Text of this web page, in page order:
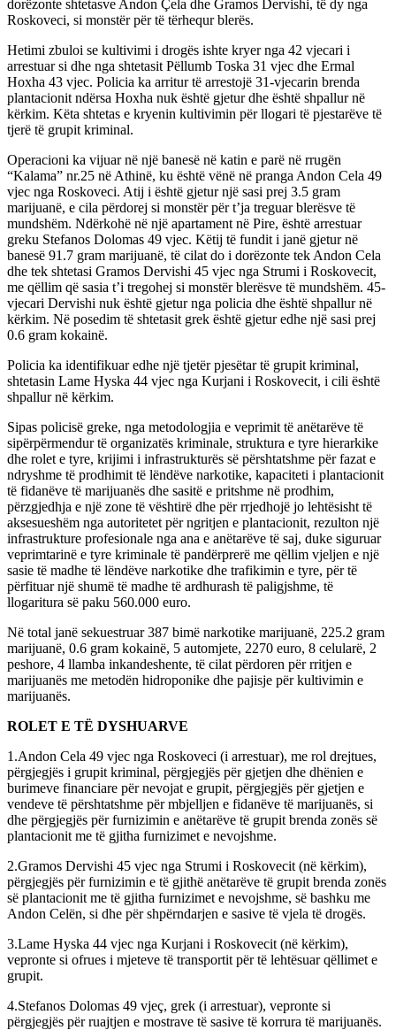
dorëzonte shtetasve Andon Çela dhe Gramos Dervishi, të dy nga
Roskoveci, si monstër për të tërhequr blerës.
Hetimi zbuloi se kultivimi i drogës ishte kryer nga 42 vjecari i
arrestuar si dhe nga shtetasit Pëllumb Toska 31 vjec dhe Ermal
Hoxha 43 vjec. Policia ka arritur të arrestojë 31-vjecarin brenda
plantacionit ndërsa Hoxha nuk është gjetur dhe është shpallur në
kërkim. Këta shtetas e kryenin kultivimin për llogari të pjestarëve të
tjerë të grupit kriminal.
Operacioni ka vijuar në një banesë në katin e parë në rrugën
“Kalama” nr.25 në Athinë, ku është vënë në pranga Andon Cela 49
vjec nga Roskoveci. Atij i është gjetur një sasi prej 3.5 gram
marijuanë, e cila përdorej si monstër për t’ja treguar blerësve të
mundshëm. Ndërkohë në një apartament në Pire, është arrestuar
greku Stefanos Dolomas 49 vjec. Këtij të fundit i janë gjetur në
banesë 91.7 gram marijuanë, të cilat do i dorëzonte tek Andon Cela
dhe tek shtetasi Gramos Dervishi 45 vjec nga Strumi i Roskovecit,
me qëllim që sasia t’i tregohej si monstër blerësve të mundshëm. 45-
vjecari Dervishi nuk është gjetur nga policia dhe është shpallur në
kërkim. Në posedim të shtetasit grek është gjetur edhe një sasi prej
0.6 gram kokainë.
Policia ka identifikuar edhe një tjetër pjesëtar të grupit kriminal,
shtetasin Lame Hyska 44 vjec nga Kurjani i Roskovecit, i cili është
shpallur në kërkim.
Sipas policisë greke, nga metodologjia e veprimit të anëtarëve të
sipërpërmendur të organizatës kriminale, struktura e tyre hierarkike
dhe rolet e tyre, krijimi i infrastrukturës së përshtatshme për fazat e
ndryshme të prodhimit të lëndëve narkotike, kapaciteti i plantacionit
të fidanëve të marijuanës dhe sasitë e pritshme në prodhim,
përzgjedhja e një zone të vështirë dhe për rrjedhojë jo lehtësisht të
aksesueshëm nga autoritetet për ngritjen e plantacionit, rezulton një
infrastrukture profesionale nga ana e anëtarëve të saj, duke siguruar
veprimtarinë e tyre kriminale të pandërprerë me qëllim vjeljen e një
sasie të madhe të lëndëve narkotike dhe trafikimin e tyre, për të
përfituar një shumë të madhe të ardhurash të paligjshme, të
llogaritura së paku 560.000 euro.
Në total janë sekuestruar 387 bimë narkotike marijuanë, 225.2 gram
marijuanë, 0.6 gram kokainë, 5 automjete, 2270 euro, 8 celularë, 2
peshore, 4 llamba inkandeshente, të cilat përdoren për rritjen e
marijuanës me metodën hidroponike dhe pajisje për kultivimin e
marijuanës.
ROLET E TË DYSHUARVE
1.Andon Cela 49 vjec nga Roskoveci (i arrestuar), me rol drejtues,
përgjegjës i grupit kriminal, përgjegjës për gjetjen dhe dhënien e
burimeve financiare për nevojat e grupit, përgjegjës për gjetjen e
vendeve të përshtatshme për mbjelljen e fidanëve të marijuanës, si
dhe përgjegjës për furnizimin e anëtarëve të grupit brenda zonës së
plantacionit me të gjitha furnizimet e nevojshme.
2.Gramos Dervishi 45 vjec nga Strumi i Roskovecit (në kërkim),
përgjegjës për furnizimin e të gjithë anëtarëve të grupit brenda zonës
së plantacionit me të gjitha furnizimet e nevojshme, së bashku me
Andon Celën, si dhe për shpërndarjen e sasive të vjela të drogës.
3.Lame Hyska 44 vjec nga Kurjani i Roskovecit (në kërkim),
vepronte si ofrues i mjeteve të transportit për të lehtësuar qëllimet e
grupit.
4.Stefanos Dolomas 49 vjeç, grek (i arrestuar), vepronte si
përgjegjës për ruajtjen e mostrave të sasive të korrura të marijuanës.